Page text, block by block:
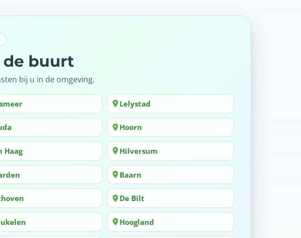
buurt
bij u in de omgeving.
Lelystad
Hoorn
Haag Hilversum
Baarn
De Bilt
Hoogland